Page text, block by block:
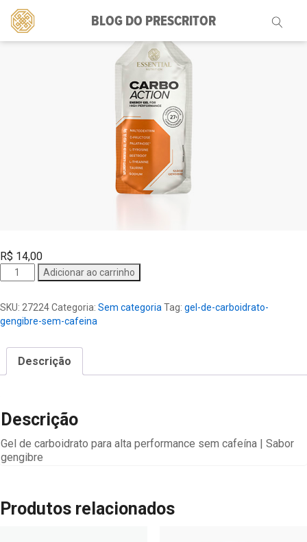
BLOG DO PRESCRITOR
Pesquisar
por:
R$ 14,00
Carbo
Action
sem
Cafeina
Adicionar ao carrinho
SKU: 27224Categoria: Sem categoria Tag: gel-de-carboidrato-
gengibre-sem-cafeina
Descrição
Descrição
Gel de carboidrato para alta performance sem cafeína | Sabor
gengibre
Produtos relacionados